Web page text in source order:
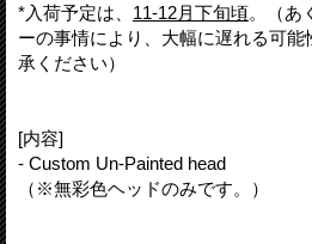
*入荷予定は、 11-12月下旬頃。（あ
ーの事情により、大幅に遅れる可能
承ください）
[内容]
- Custom Un-Painted head
（※無彩色ヘッドのみです。）